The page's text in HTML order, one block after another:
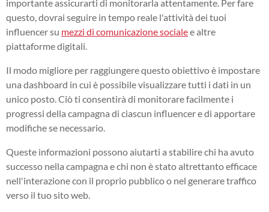
importante assicurarti di monitorarla attentamente. Per fare
questo, dovrai seguire in tempo reale l'attività dei tuoi
influencer su mezzi di comunicazione socialee altre
piattaforme digitali.
Il modo migliore per raggiungere questo obiettivo è impostare
una dashboard in cui è possibile visualizzare tutti i dati in un
unico posto. Ciò ti consentirà di monitorare facilmente i
progressi della campagna di ciascun influencer e di apportare
modifiche se necessario.
Queste informazioni possono aiutarti a stabilire chi ha avuto
successo nella campagna e chi non è stato altrettanto efficace
nell'interazione con il proprio pubblico o nel generare traffico
verso il tuo sito web.